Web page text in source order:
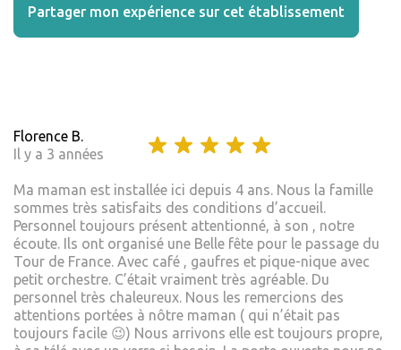
Partager mon expérience sur cet établissement
Florence B.
Il y a 3 années
Ma maman est installée ici depuis 4 ans. Nous la famille
sommes très satisfaits des conditions d’accueil.
Personnel toujours présent attentionné, à son , notre
écoute. Ils ont organisé une Belle fête pour le passage du
Tour de France. Avec café , gaufres et pique-nique avec
petit orchestre. C’était vraiment très agréable. Du
personnel très chaleureux. Nous les remercions des
attentions portées à nôtre maman ( qui n’était pas
toujours facile 😉) Nous arrivons elle est toujours propre,